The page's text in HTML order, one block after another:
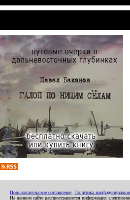
Пользовательское соглашение Политика
На данном сайте распространяется информация